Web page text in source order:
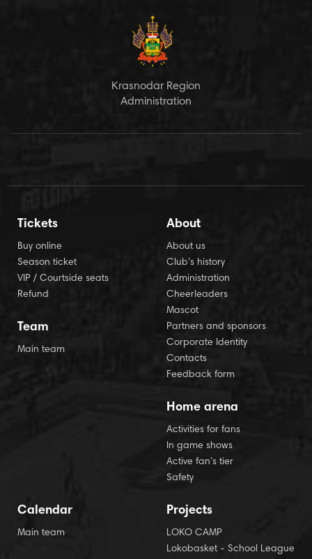
Krasnodar Region
Administration
Tickets
Buy online
Season ticket
VIP / Courtside seats
Refund
Team
Main team
About
About us
Club’s history
Administration
Cheerleaders
Mascot
Partners and sponsors
Corporate Identity
Contacts
Feedback form
Home arena
Activities for fans
In game shows
Active fan’s tier
Safety
Calendar
Main team
Projects
LOKO CAMP
Lokobasket - School League